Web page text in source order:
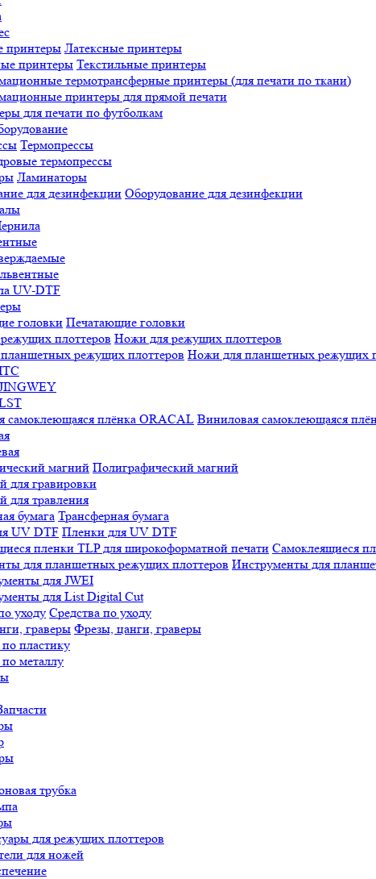
Латексные принтеры
Текстильные принтеры
термотрансферные принтеры (для печати по ткани)
принтеры для прямой печати
для печати по футболкам
Термопрессы
термопрессы
Ламинаторы
Оборудование для дезинфекции
UV-DTF
Печатающие головки
Ножи для режущих плоттеров
Ножи для планшетных режущих
Виниловая самоклеющаяся
Полиграфический магний
для гравировки
для травления
Трансферная бумага
Пленки для UV DTF
Самоклеящиеся
Инструменты для
для JWEI
для List Digital Cut
Средства по уходу
Фрезы, цанги, граверы
пластику
металлу
трубка
для режущих плоттеров
для ножей